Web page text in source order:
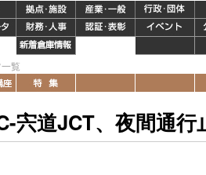
覧
宍道JCT、夜間通行